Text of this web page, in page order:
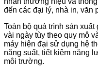
đến các đại lý, nhà in, văn
Toàn bộ quá trình sản
vài ngày tùy theo quy mô
máy hiện đại sử dụng hệ
năng suất, tiết kiệm năng
môi trường.